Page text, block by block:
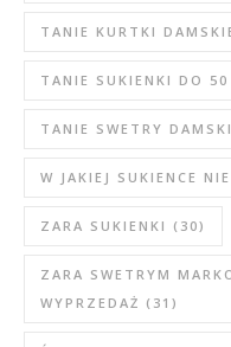
TANIE KURTKI
TANIE SUKIENKI DO 50
TANIE SWETRY
W JAKIEJ SUKIENCE
ZARA SUKIENKI (30)
ZARA SWETRYM
WYPRZEDAŻ (31)